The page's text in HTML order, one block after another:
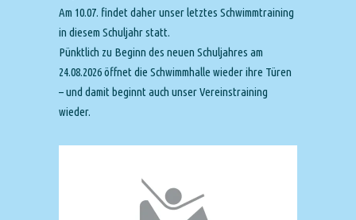
Am 10.07. findet daher unser letztes Schwimmtraining
in diesem Schuljahr statt.
Pünktlich zu Beginn des neuen Schuljahres am
24.08.2026 öffnet die Schwimmhalle wieder ihre Türen
– und damit beginnt auch unser Vereinstraining
wieder.